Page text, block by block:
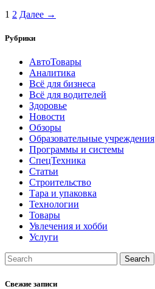
1 2 Далее →
Рубрики
АвтоТовары
Аналитика
Всё для бизнеса
Всё для водителей
Здоровье
Новости
Обзоры
Образовательные учреждения
Программы и системы
СпецТехника
Статьи
Строительство
Тара и упаковка
Технологии
Товары
Увлечения и хобби
Услуги
Свежие записи